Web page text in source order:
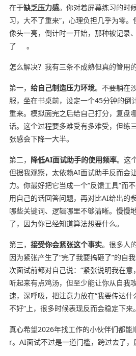
在于缺乏压力感。你对着屏幕练习的时
习，大不了重来”，心理负担几乎为零
像头一亮，倒计时一开始，那种被记录
了
。
怎么解决？我有三条不成熟但真的管用的
第一， 给自己制造压力环境。不要躺在
服，坐在书桌前，设定一个45分钟的倒
重来。模拟面完之后给自己打分，复盘
话。这个过程要多难受有多难受，但练
张感会下降一大半。
第二， 降低AI面试助手的使用频率。这
但据我观察，太依赖AI面试助手反而会
力。你最好把它当成一个“反馈工具”而
用自己的话回答问题，再对比AI给出的
哪些关键词、逻辑哪里不够清晰。慢慢
了，因为你已经知道算法想要什么。
第三， 接受你会紧张这个事实。很多人
因为紧张产生了“完了我要搞砸了”的自
次面试前都对自己说：“紧张说明我在
听起来有点鸡汤，但至少能让你从自我
速，深呼吸，把注意力放在“我要传达什
不好”上，很多时候表现反而会稳定下来。
真心希望2026年找工作的小伙伴们都
r。AI面试不过是一道门槛，跨过去了，